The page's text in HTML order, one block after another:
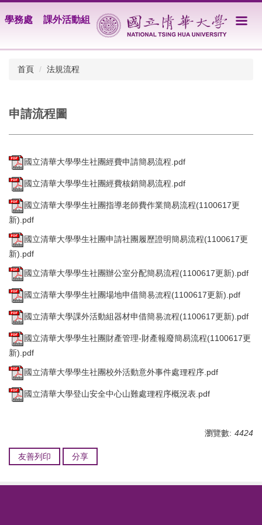
到
學務處 課外活動組
首頁 法規流程
申請流程圖
國立清華大學學生社團經費申請簡易流程.pdf
國立清華大學學生社團經費核銷簡易流程.pdf
國立清華大學學生社團指導老師費作業簡易流程(1100617更
新).pdf
國立清華大學學生社團申請社團履歷證明簡易流程(1100617更
新).pdf
國立清華大學學生社團辦公室分配簡易流程(1100617更新).pdf
國立清華大學學生社團場地申借簡易流程(1100617更新).pdf
國立清華大學課外活動組器材申借簡易流程(1100617更新).pdf
國立清華大學學生社團財產管理-財產報廢簡易流程(1100617更
新).pdf
國立清華大學學生社團校外活動意外事件處理程序.pdf
國立清華大學登山安全中心山難處理程序概況表.pdf
瀏覽數: 4424
友善列印 分享